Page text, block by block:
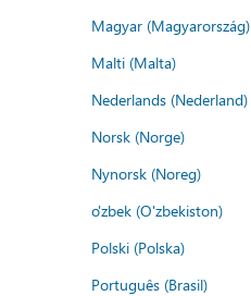
Magyar (Magyarország)
Malti (Malta)
Nederlands (Nederland)
Norsk (Norge)
Nynorsk (Noreg)
o'zbek (O'zbekiston)
Polski (Polska)
Português (Brasil)